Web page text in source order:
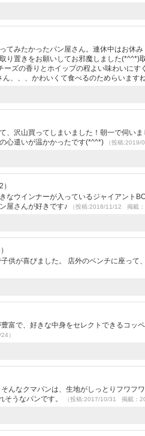
てみたかったパン屋さん。連休中はお休
り置きをお願いしてお邪魔しました(*^^*)
ズの香りとホイップの程よい味わいにす
、、、かわいくて食べるのためらいます
、沢山買ってしまいました！朝一で伺い
心遣いが温かかったです(*^^*)
（投稿
なウインナーが入っているジャイアント
屋さんが好きです♪
（投稿:2018/11/12 掲載
供が喜びました。 店外のベンチに座って
富で、好きな中身をセレクトできるコッ
）
んなクマパンは、生地がしっとりフワフ
そうなパンです。
（投稿:2017/10/31 掲載：